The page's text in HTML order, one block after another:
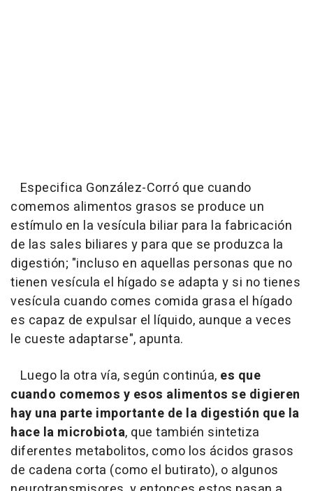
Especifica González-Corró que cuando
comemos alimentos grasos se produce un
estímulo en la vesícula biliar para la fabricación
de las sales biliares y para que se produzca la
digestión; "incluso en aquellas personas que no
tienen vesícula el hígado se adapta y si no tienes
vesícula cuando comes comida grasa el hígado
es capaz de expulsar el líquido, aunque a veces
le cueste adaptarse", apunta.
Luego la otra vía, según continúa, es que
cuando comemos y esos alimentos se digieren
hay una parte importante de la digestión que la
hace la microbiota, que también sintetiza
diferentes metabolitos, como los ácidos grasos
de cadena corta (como el butirato), o algunos